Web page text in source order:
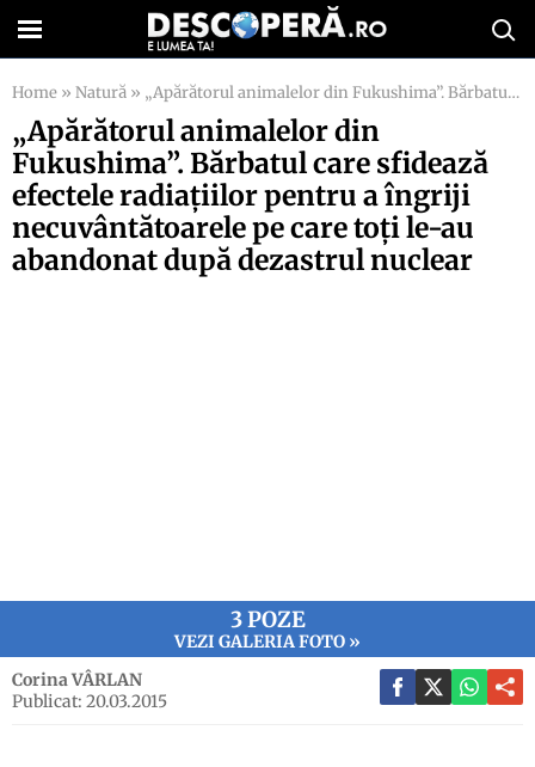
Home » Natură » „Apărătorul animalelor din Fukushima”. Bărbatul care sfidează efectele radiaţiilor pentru a îngriji necuvântătoarele pe care toţi le-au abandonat după dezastrul nuclear
„Apărătorul animalelor din
Fukushima”. Bărbatul care sfidează
efectele radiaţiilor pentru a îngriji
necuvântătoarele pe care toţi le-au
abandonat după dezastrul nuclear
3 POZE
VEZI GALERIA FOTO »
Corina VÂRLAN
Publicat: 20.03.2015